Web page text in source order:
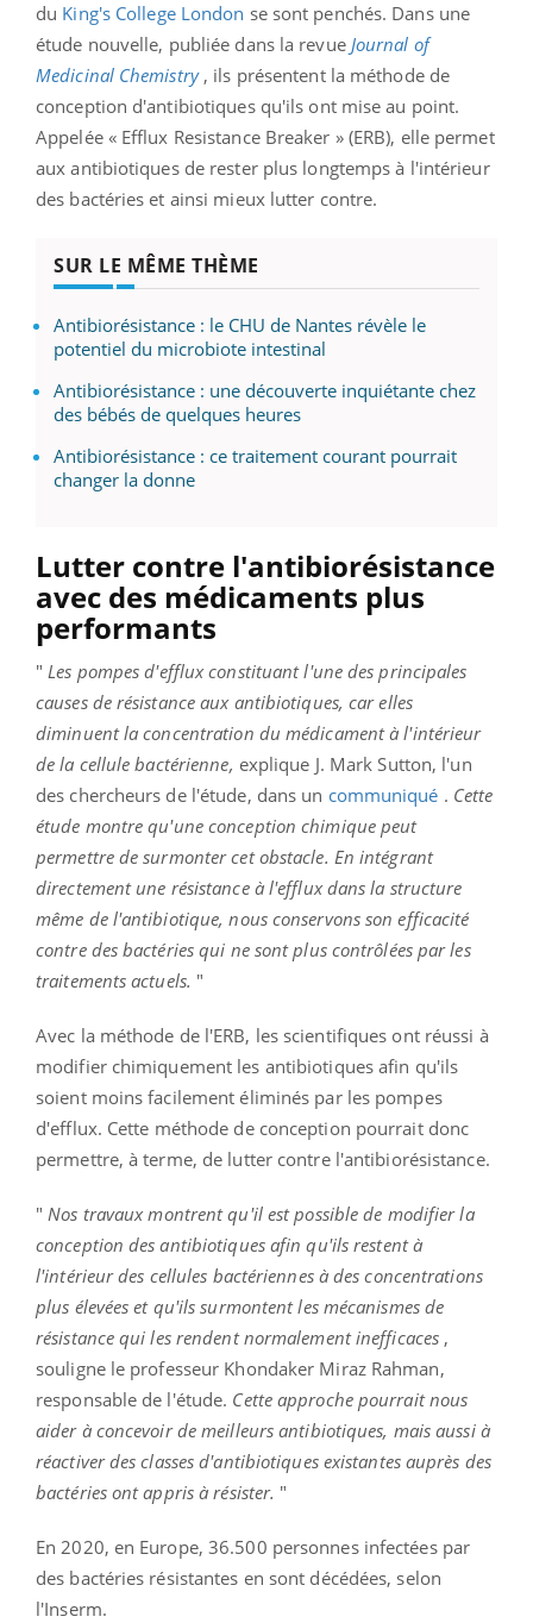
du King's College London se sont penchés. Dans une
étude nouvelle, publiée dans la revue Journal of
Medicinal Chemistry, ils présentent la méthode de
conception d'antibiotiques qu'ils ont mise au point.
Appelée « Efflux Resistance Breaker » (ERB), elle permet
aux antibiotiques de rester plus longtemps à l'intérieur
des bactéries et ainsi mieux lutter contre.
SUR LE MÊME THÈME
Antibiorésistance : le CHU de Nantes révèle le
potentiel du microbiote intestinal
Antibiorésistance : une découverte inquiétante chez
des bébés de quelques heures
Antibiorésistance : ce traitement courant pourrait
changer la donne
Lutter contre l'antibiorésistance
avec des médicaments plus
performants
"Les pompes d'efflux constituant l'une des principales
causes de résistance aux antibiotiques, car elles
diminuent la concentration du médicament à l'intérieur
de la cellule bactérienne, explique J. Mark Sutton, l'un
des chercheurs de l'étude, dans un communiqué . Cette
étude montre qu'une conception chimique peut
permettre de surmonter cet obstacle. En intégrant
directement une résistance à l'efflux dans la structure
même de l'antibiotique, nous conservons son efficacité
contre des bactéries qui ne sont plus contrôlées par les
traitements actuels. "
Avec la méthode de l'ERB, les scientifiques ont réussi à
modifier chimiquement les antibiotiques afin qu'ils
soient moins facilement éliminés par les pompes
d'efflux. Cette méthode de conception pourrait donc
permettre, à terme, de lutter contre l'antibiorésistance.
"Nos travaux montrent qu'il est possible de modifier la
conception des antibiotiques afin qu'ils restent à
l'intérieur des cellules bactériennes à des concentrations
plus élevées et qu'ils surmontent les mécanismes de
résistance qui les rendent normalement inefficaces ,
souligne le professeur Khondaker Miraz Rahman,
responsable de l'étude. Cette approche pourrait nous
aider à concevoir de meilleurs antibiotiques, mais aussi à
réactiver des classes d'antibiotiques existantes auprès des
bactéries ont appris à résister. "
En 2020, en Europe, 36.500 personnes infectées par
des bactéries résistantes en sont décédées, selon
l'Inserm.